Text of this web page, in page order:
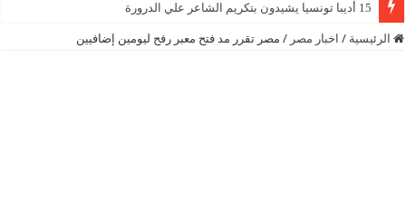
15 أديبا تونسيا يشيدون بتكريم الشاعر علي الدرورة
الرئيسية / اخبار مصر / مصر تقرر مد فتح معبر رفح ليومين إضافيين